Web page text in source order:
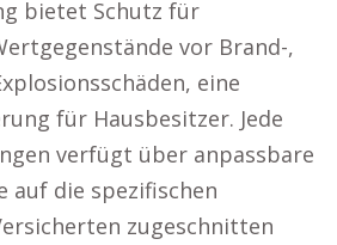
bietet Schutz für
vor Brand-,
eine
für Hausbesitzer. Jede
verfügt über anpassbare
auf die spezifischen
zugeschnitten